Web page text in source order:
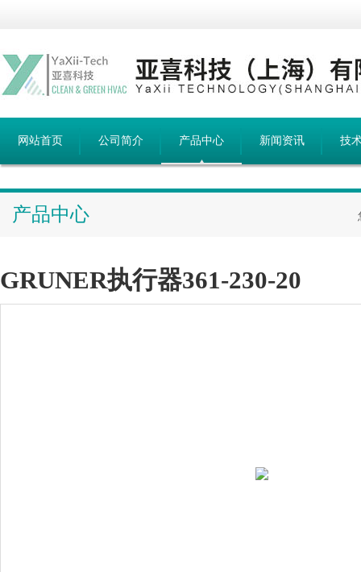
网站首页 公司简介 产品中心 新闻资讯 技
产品中心
GRUNER执行器361-230-20